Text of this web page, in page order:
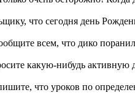
что сегодня день
всем, что дико
какую-нибудь активную
что уроков по